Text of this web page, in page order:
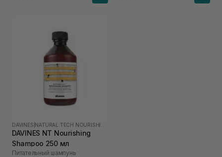
DAVINES
DAVINES NT Nourishing
Shampoo 250 мл
Питательный шампунь